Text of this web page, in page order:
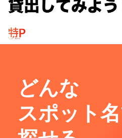
どんな
スポット